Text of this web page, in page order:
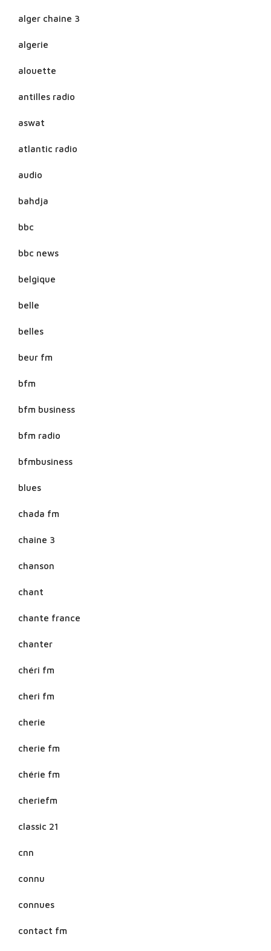
alger chaine 3
algerie
alouette
antilles radio
aswat
atlantic radio
audio
bahdja
bbc
bbc news
belgique
belle
belles
beur fm
bfm
bfm business
bfm radio
bfmbusiness
blues
chada fm
chaine 3
chanson
chant
chante france
chanter
chéri fm
cheri fm
cherie
cherie fm
chérie fm
cheriefm
classic 21
cnn
connu
connues
contact fm